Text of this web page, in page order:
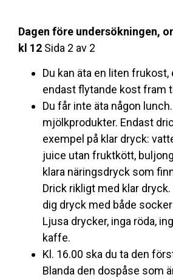
Dagen före undersökningen,
kl 12 Sida 2 av 2
Du kan äta en liten
endast flytande kost fram
Du får inte äta någon
mjölkprodukter. Endast
exempel på klar dryck:
juice utan fruktkött,
klara näringsdryck som
Drick rikligt med klar dryck.
dig dryck med både
Ljusa drycker, inga röda,
kaffe.
Kl. 16.00 ska du ta den
Blanda den dospåse som